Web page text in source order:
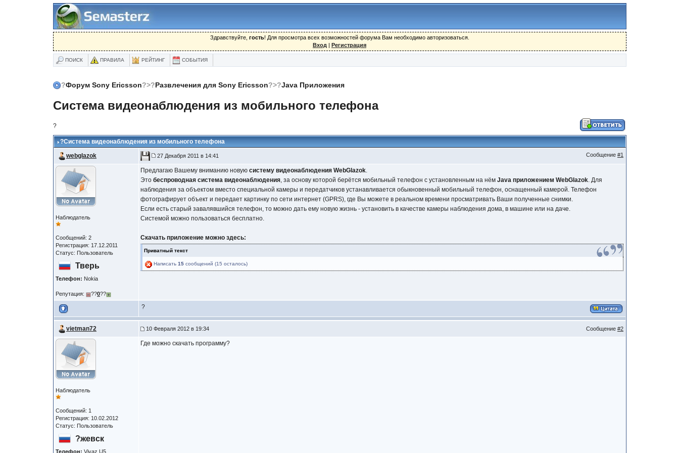
Здравствуйте, гость! Для просмотра всех возможностей форума Вам необходимо авторизоваться.
Вход | Регистрация
ПОИСК ПРАВИЛА РЕЙТИНГ СОБЫТИЯ
?Форум Sony Ericsson?>?Развлечения для Sony Ericsson?>?Java Приложения
Система видеонаблюдения из мобильного телефона
?
?Система видеонаблюдения из мобильного телефона
webglazok
27 Декабря 2011 в 14:41 Сообщение #1
Наблюдатель
Сообщений: 2
Регистрация: 17.12.2011
Статус: Пользователь
Тверь
Телефон: Nokia
Репутация: ??0??
Предлагаю Вашему вниманию новую систему видеонаблюдения WebGlazok.
Это беспроводная система видеонаблюдения, за основу которой берётся мобильный телефон с установленным на нём Java приложением WebGlazok. Для
наблюдения за объектом вместо специальной камеры и передатчиков устанавливается обыкновенный мобильный телефон, оснащенный камерой. Телефон
фотографирует объект и передает картинку по сети интернет (GPRS), где Вы можете в реальном времени просматривать Ваши полученные снимки.
Если есть старый завалявшийся телефон, то можно дать ему новую жизнь - установить в качестве камеры наблюдения дома, в машине или на даче.
Системой можно пользоваться бесплатно.
Скачать приложение можно здесь:
Приватный текст
Написать 15 сообщений (15 осталось)
?
vietman72 10 Февраля 2012 в 19:34 Сообщение #2
Наблюдатель
Сообщений: 1
Регистрация: 10.02.2012
Статус: Пользователь
?жевск
Телефон: Vivaz U5
Где можно скачать программу?